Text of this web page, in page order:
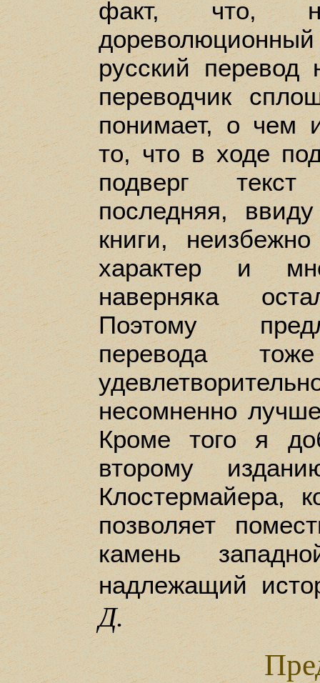
факт, что,
русский перевод
переводчик
понимает, о чем
то, что в ходе
подверг
последняя,
книги,
характер и
наверняка
Поэтому
перевода
несомненно
Кроме того я
второму
Клостермайера,
позволяет
камень
надлежащий
Д.